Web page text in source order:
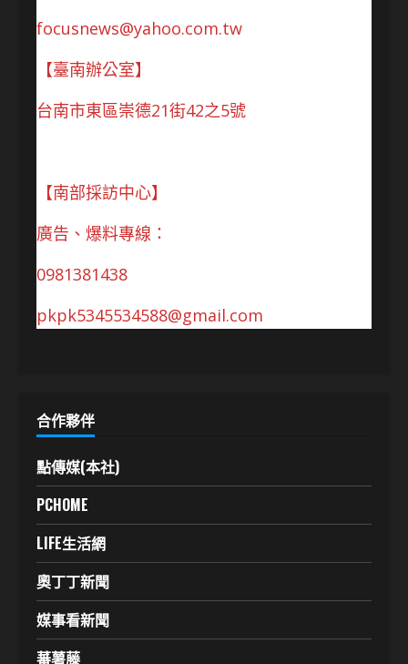
focusnews@yahoo.com.tw
【臺南辦公室】
台南市東區崇德21街42之5號
【南部採訪中心】
廣告、爆料專線：
0981381438
pkpk5345534588@gmail.com
合作夥伴
點傳媒(本社)
PCHOME
LIFE生活網
奧丁丁新聞
媒事看新聞
蕃薯藤